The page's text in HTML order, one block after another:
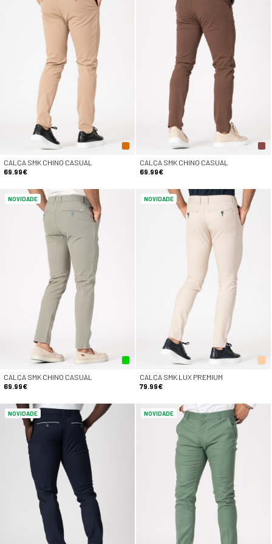
CALÇA SMK CHINO CASUAL
69.99€
CALÇA SMK CHINO CASUAL
69.99€
NOVIDADE
CALÇA SMK CHINO CASUAL
69.99€
NOVIDADE
CALÇA SMK LUX PREMIUM
79.99€
NOVIDADE NOVIDADE